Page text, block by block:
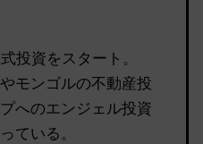
投資をスタート。
モンゴルの不動産投
へのエンジェル投資
ている。